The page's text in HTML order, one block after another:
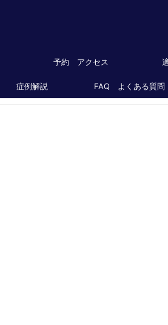
予約 アクセス
症例解説 FAQ よくある質問